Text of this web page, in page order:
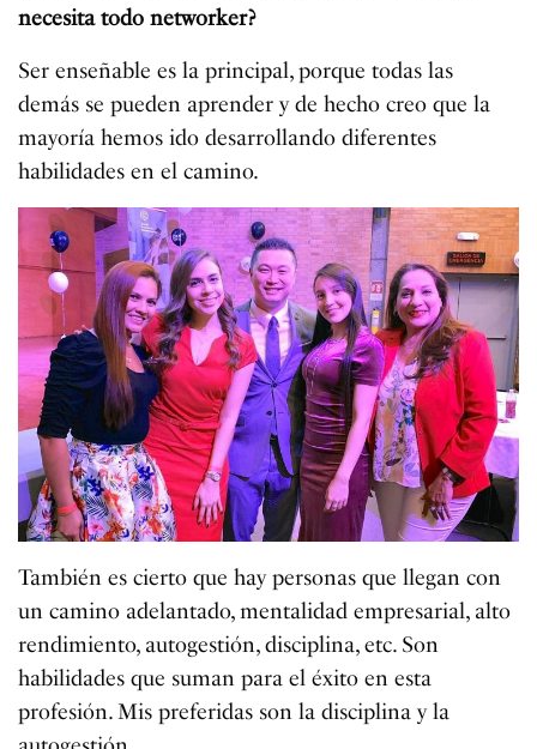
necesita todo networker?
Ser enseñable es la principal, porque todas las
demás se pueden aprender y de hecho creo que la
mayoría hemos ido desarrollando diferentes
habilidades en el camino.
También es cierto que hay personas que llegan con
un camino adelantado, mentalidad empresarial, alto
rendimiento, autogestión, disciplina, etc. Son
habilidades que suman para el éxito en esta
profesión. Mis preferidas son la disciplina y la